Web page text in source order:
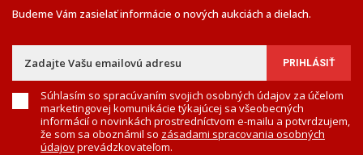
Budeme Vám zasielať informácie o nových aukciách a dielach.
Súhlasím so spracúvaním svojich osobných údajov za účelom
marketingovej komunikácie týkajúcej sa všeobecných
informácií o novinkách prostredníctvom e-mailu a potvrdzujem,
že som sa oboznámil so zásadami spracovania osobných
údajovprevádzkovateľom.